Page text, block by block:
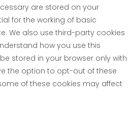
are stored on your
for the working of basic
We also use third-party cookies
how you use this
stored in your browser only with
the option to opt-out of these
of these cookies may affect